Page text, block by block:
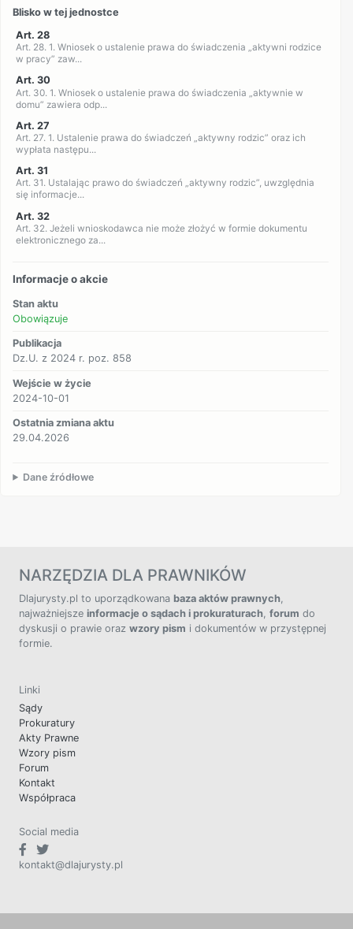
Blisko w tej jednostce
Art. 28
Art. 28. 1. Wniosek o ustalenie prawa do świadczenia „aktywni rodzice
w pracy” zaw...
Art. 30
Art. 30. 1. Wniosek o ustalenie prawa do świadczenia „aktywnie w
domu” zawiera odp...
Art. 27
Art. 27. 1. Ustalenie prawa do świadczeń „aktywny rodzic” oraz ich
wypłata następu...
Art. 31
Art. 31. Ustalając prawo do świadczeń „aktywny rodzic”, uwzględnia
się informacje...
Art. 32
Art. 32. Jeżeli wnioskodawca nie może złożyć w formie dokumentu
elektronicznego za...
Informacje o akcie
Stan aktu
Obowiązuje
Publikacja
Dz.U. z 2024 r. poz. 858
Wejście w życie
2024-10-01
Ostatnia zmiana aktu
29.04.2026
Dane źródłowe
NARZĘDZIA DLA PRAWNIKÓW
Dlajurysty.pl to uporządkowana baza aktów prawnych,
najważniejsze informacje o sądach i prokuraturach, forum do
dyskusji o prawie oraz wzory pism i dokumentów w przystępnej
formie.
Linki
Sądy
Prokuratury
Akty Prawne
Wzory pism
Forum
Kontakt
Współpraca
Social media
kontakt@dlajurysty.pl